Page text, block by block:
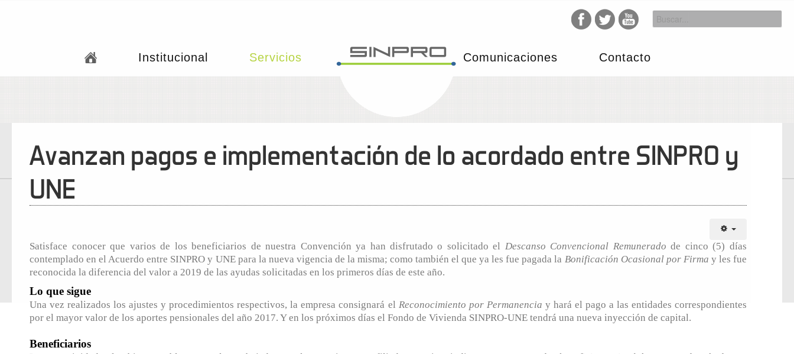
Institucional Servicios Comunicaciones Contacto
Avanzan pagos e implementación de lo acordado entre SINPRO y
UNE
Satisface conocer que varios de los beneficiarios de nuestra Convención ya han disfrutado o solicitado el Descanso Convencional Remunerado de cinco (5) días
contemplado en el Acuerdo entre SINPRO y UNE para la nueva vigencia de la misma; como también el que ya les fue pagada la Bonificación Ocasional por Firma y les fue
reconocida la diferencia del valor a 2019 de las ayudas solicitadas en los primeros días de este año.
Lo que sigue
Una vez realizados los ajustes y procedimientos respectivos, la empresa consignará el Reconocimiento por Permanencia y hará el pago a las entidades correspondientes
por el mayor valor de los aportes pensionales del año 2017. Y en los próximos días el Fondo de Vivienda SINPRO-UNE tendrá una nueva inyección de capital.
Beneficiarios